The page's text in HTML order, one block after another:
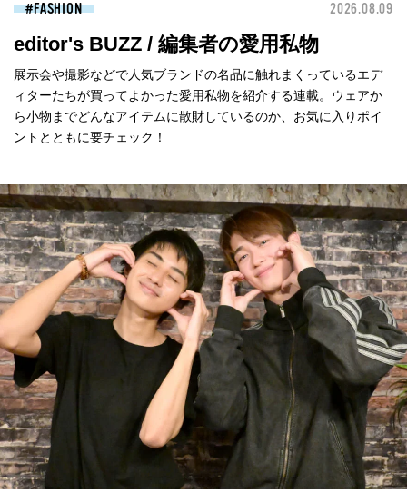
FASHION 2026.08.09
editor's BUZZ / 編集者の愛用私物
展示会や撮影などで人気ブランドの名品に触れまくっているエデ
ィターたちが買ってよかった愛用私物を紹介する連載。ウェアか
ら小物までどんなアイテムに散財しているのか、お気に入りポイ
ントとともに要チェック！